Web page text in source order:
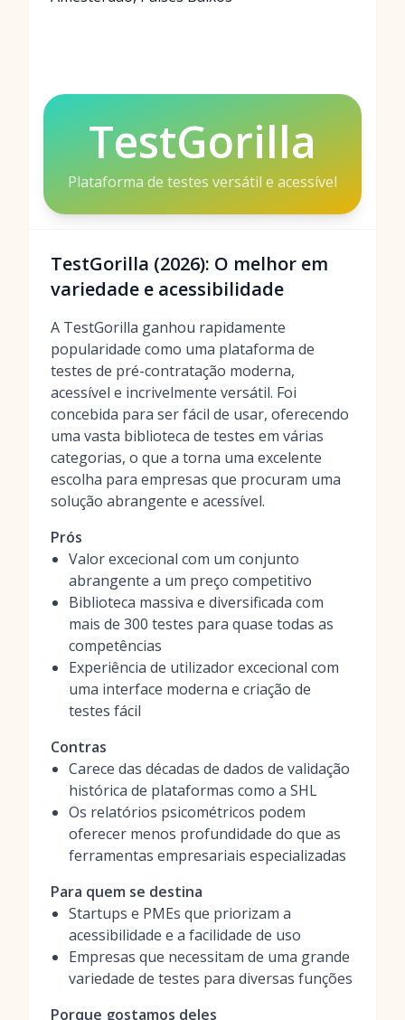
TestGorilla
Plataforma de testes versátil e acessível
TestGorilla (2026): O melhor em
variedade e acessibilidade
A TestGorilla ganhou rapidamente
popularidade como uma plataforma de
testes de pré-contratação moderna,
acessível e incrivelmente versátil. Foi
concebida para ser fácil de usar, oferecendo
uma vasta biblioteca de testes em várias
categorias, o que a torna uma excelente
escolha para empresas que procuram uma
solução abrangente e acessível.
Prós
Valor excecional com um conjunto
abrangente a um preço competitivo
Biblioteca massiva e diversificada com
mais de 300 testes para quase todas as
competências
Experiência de utilizador excecional com
uma interface moderna e criação de
testes fácil
Contras
Carece das décadas de dados de validação
histórica de plataformas como a SHL
Os relatórios psicométricos podem
oferecer menos profundidade do que as
ferramentas empresariais especializadas
Para quem se destina
Startups e PMEs que priorizam a
acessibilidade e a facilidade de uso
Empresas que necessitam de uma grande
variedade de testes para diversas funções
Porque gostamos deles